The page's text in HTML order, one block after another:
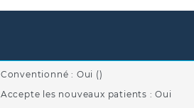
Conventionné : Oui ()
Accepte les nouveaux patients : Oui